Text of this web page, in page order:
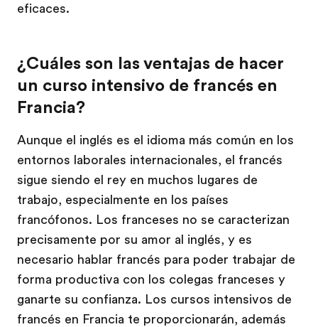
eficaces.
¿Cuáles son las ventajas de hacer
un curso intensivo de francés en
Francia?
Aunque el inglés es el idioma más común en los
entornos laborales internacionales, el francés
sigue siendo el rey en muchos lugares de
trabajo, especialmente en los países
francófonos. Los franceses no se caracterizan
precisamente por su amor al inglés, y es
necesario hablar francés para poder trabajar de
forma productiva con los colegas franceses y
ganarte su confianza. Los cursos intensivos de
francés en Francia te proporcionarán, además